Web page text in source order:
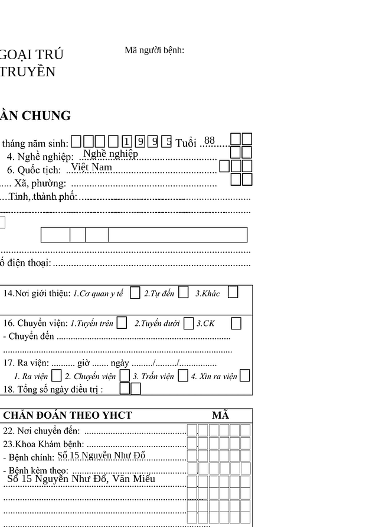
TRÚ
Mã người bệnh:
1 9 9 5 88
Nghề nghiệp
Việt Nam
Số 15 Nguyễn Như Đổ
Số 15 Nguyễn Như Đổ, Văn Miếu